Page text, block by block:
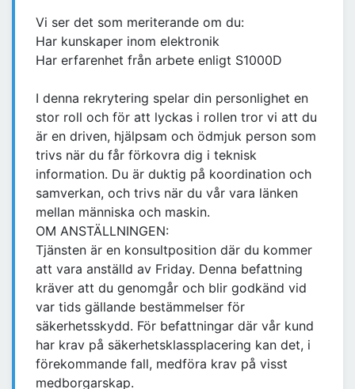
Vi ser det som meriterande om du:
Har kunskaper inom elektronik
Har erfarenhet från arbete enligt S1000D
I denna rekrytering spelar din personlighet en
stor roll och för att lyckas i rollen tror vi att du
är en driven, hjälpsam och ödmjuk person som
trivs när du får förkovra dig i teknisk
information. Du är duktig på koordination och
samverkan, och trivs när du vår vara länken
mellan människa och maskin.
OM ANSTÄLLNINGEN:
Tjänsten är en konsultposition där du kommer
att vara anställd av Friday. Denna befattning
kräver att du genomgår och blir godkänd vid
var tids gällande bestämmelser för
säkerhetsskydd. För befattningar där vår kund
har krav på säkerhetsklassplacering kan det, i
förekommande fall, medföra krav på visst
medborgarskap.